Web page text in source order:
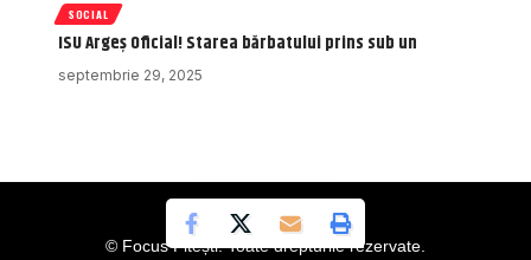
SOCIAL
ISU Argeș Oficial! Starea bărbatului prins sub un
septembrie 29, 2025
© Focus Pitești. Toate drepturile rezervate.